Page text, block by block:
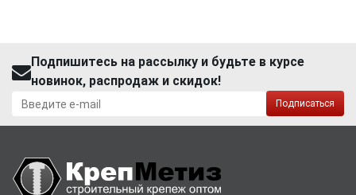
Подпишитесь на рассылку и будьте в курсе
новинок, распродаж и скидок!
Подписаться